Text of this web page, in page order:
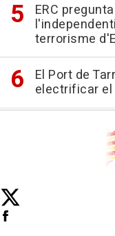
ERC
terrorisme
El Port de
electrificar el